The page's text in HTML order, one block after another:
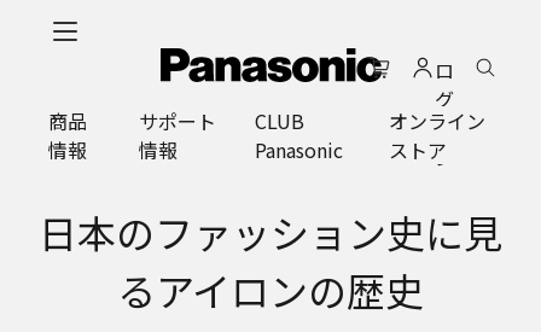
ロ
グ
イ
ン
商品
情報
サポート
情報
CLUB
Panasonic
オンライン
ストア
日本のファッション史に見
るアイロンの歴史